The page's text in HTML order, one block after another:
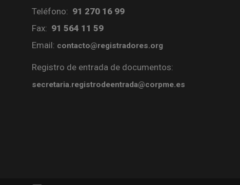
Teléfono: 91 270 16 99
Fax: 91 564 11 59
Email: contacto@registradores.org
Registro de entrada de documentos:
secretaria.registrodeentrada@corpme.es